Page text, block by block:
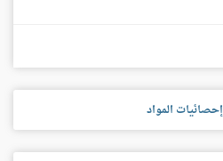
إحصائيات المواد